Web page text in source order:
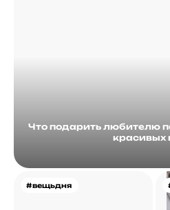
Что подарить любителю
красивых
#вещьдня